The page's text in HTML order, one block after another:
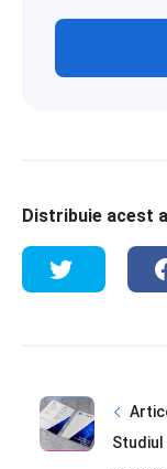
Distribuie acest
Studiul